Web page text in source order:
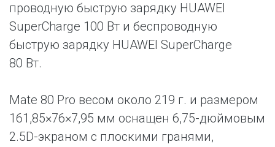
проводную быструю зарядку HUAWEI
SuperCharge 100 Вт и беспроводную
быструю зарядку HUAWEI SuperCharge
80 Вт.
Mate 80 Pro весом около 219 г. и размером
161,85×76×7,95 мм оснащен 6,75-дюймовым
2.5D-экраном с плоскими гранями,